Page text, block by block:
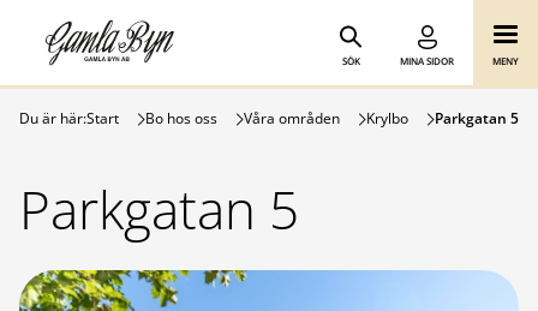
Hoppa till innehåll
Gamla Byn AB
SÖK MINA SIDOR MENY
Du är här:Start Bo hos oss Våra områden Krylbo Parkgatan 5
Parkgatan 5